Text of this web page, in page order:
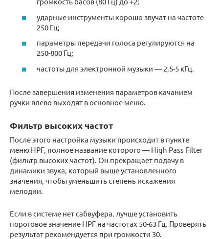
ударные инструменты хорошо звучат на частоте
250 Гц;
параметры передачи голоса регулируются на
250-800 Гц;
частоты для электронной музыки — 2,5-5 кГц.
После завершения изменения параметров качанием
ручки влево выходят в основное меню.
Фильтр высоких частот
После этого настройка музыки происходит в пункте
меню HPF, полное название которого — High Pass Filter
(фильтр высоких частот). Он прекращает подачу в
динамики звука, который выше установленного
значения, чтобы уменьшить степень искажения
мелодии.
Если в системе нет сабвуфера, лучше установить
пороговое значение HPF на частотах 50-63 Гц. Проверять
результат рекомендуется при громкости 30.